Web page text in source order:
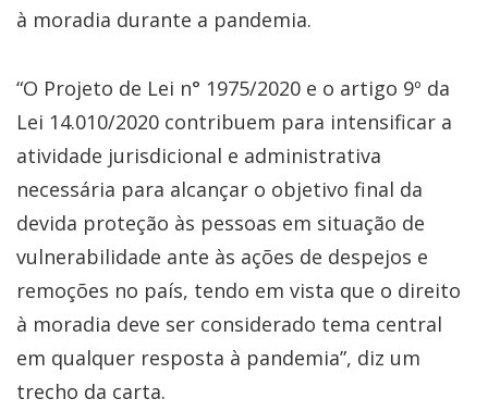
à moradia durante a pandemia.
“O Projeto de Lei n° 1975/2020 e o artigo 9º da
Lei 14.010/2020 contribuem para intensificar a
atividade jurisdicional e administrativa
necessária para alcançar o objetivo final da
devida proteção às pessoas em situação de
vulnerabilidade ante às ações de despejos e
remoções no país, tendo em vista que o direito
à moradia deve ser considerado tema central
em qualquer resposta à pandemia”, diz um
trecho da carta.